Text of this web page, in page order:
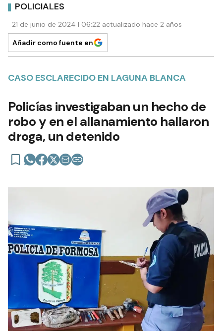
POLICIALES
21 de junio de 2024 | 06:22 actualizado hace 2 años
Añadir como fuente en
CASO ESCLARECIDO EN LAGUNA BLANCA
Policías investigaban un hecho de
robo y en el allanamiento hallaron
droga, un detenido